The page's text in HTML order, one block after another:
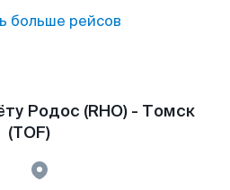
больше рейсов
Родос (RHO) - Томск
(TOF)